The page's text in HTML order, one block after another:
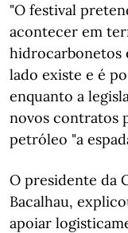
"O festival
acontecer em
hidrocarbonetos
lado existe e é
enquanto a
novos contratos
petróleo "a
O presidente da
Bacalhau,
apoiar